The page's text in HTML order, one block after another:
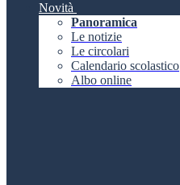
Novità
Panoramica
Le notizie
Le circolari
Calendario scolastico
Albo online